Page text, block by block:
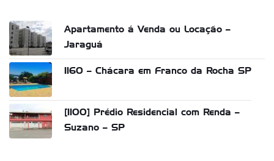
Apartamento á Venda ou Locação –
Jaraguá
1160 – Chácara em Franco da Rocha SP
[1100] Prédio Residencial com Renda –
Suzano – SP